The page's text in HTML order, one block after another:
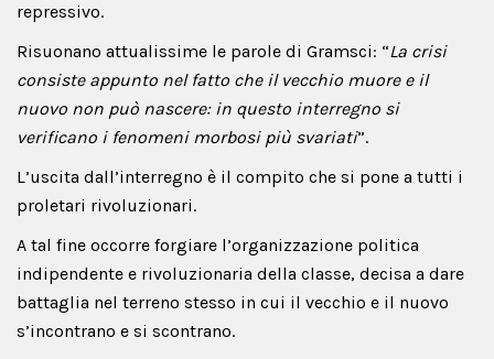
repressivo.
Risuonano attualissime le parole di Gramsci: “La crisi
consiste appunto nel fatto che il vecchio muore e il
nuovo non può nascere: in questo interregno si
verificano i fenomeni morbosi più svariati”.
L’uscita dall’interregno è il compito che si pone a tutti i
proletari rivoluzionari.
A tal fine occorre forgiare l’organizzazione politica
indipendente e rivoluzionaria della classe, decisa a dare
battaglia nel terreno stesso in cui il vecchio e il nuovo
s’incontrano e si scontrano.